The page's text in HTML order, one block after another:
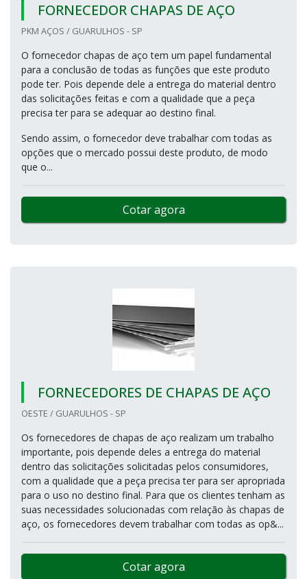
FORNECEDOR CHAPAS DE AÇO
PKM AÇOS / GUARULHOS - SP
O fornecedor chapas de aço tem um papel fundamental
para a conclusão de todas as funções que este produto
pode ter. Pois depende dele a entrega do material dentro
das solicitações feitas e com a qualidade que a peça
precisa ter para se adequar ao destino final.
Sendo assim, o fornecedor deve trabalhar com todas as
opções que o mercado possui deste produto, de modo
que o...
Cotar agora
FORNECEDORES DE CHAPAS DE AÇO
OESTE / GUARULHOS - SP
Os fornecedores de chapas de aço realizam um trabalho
importante, pois depende deles a entrega do material
dentro das solicitações solicitadas pelos consumidores,
com a qualidade que a peça precisa ter para ser apropriada
para o uso no destino final. Para que os clientes tenham as
suas necessidades solucionadas com relação às chapas de
aço, os fornecedores devem trabalhar com todas as op&...
Cotar agora